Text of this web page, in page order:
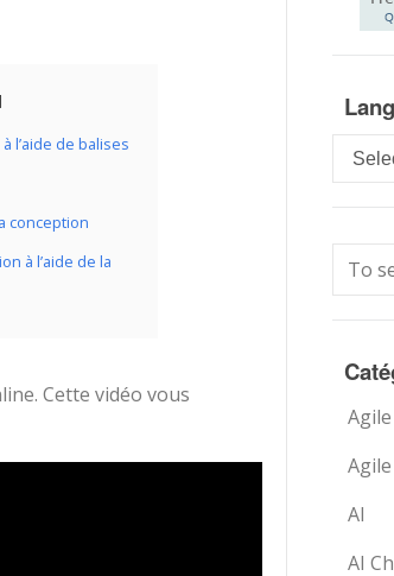
l’aide de balises
conception
à l’aide de la
Cette vidéo vous
Agile
AI
AI